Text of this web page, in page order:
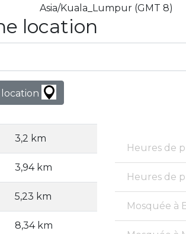
Asia/Kuala_Lumpur (GMT 8)
location
3,2 km
3,94 km
5,23 km
8,34 km
Heures de
Heures de
Mosquée à